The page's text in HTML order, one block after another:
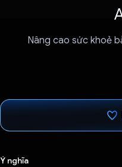
Nâng cao sức khoẻ
Ý nghĩa